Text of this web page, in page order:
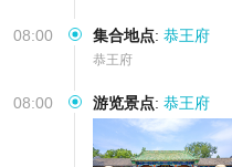
08:00 集合地点: 恭王府
恭王府
08:00 游览景点: 恭王府